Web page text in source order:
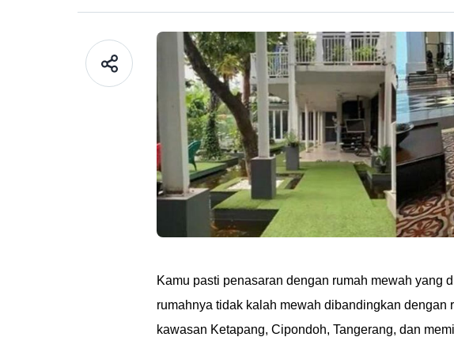
Kamu pasti penasaran dengan rumah mewah yang
rumahnya tidak kalah mewah dibandingkan
kawasan Ketapang, Cipondoh, Tangerang, dan